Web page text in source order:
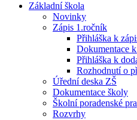
Základní škola
Novinky
Zápis 1.ročník
Přihláška k
Dokumentace
Přihláška k
Rozhodnutí o
Úřední deska ZŠ
Dokumentace školy
Školní poradenské
Rozvrhy